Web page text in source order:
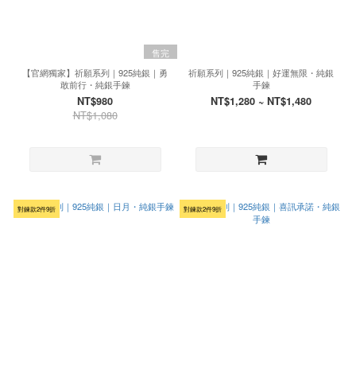
售完
【官網獨家】祈願系列｜925純銀｜勇
敢前行・純銀手鍊
NT$980
NT$1,080
祈願系列｜925純銀｜好運無限・純銀
手鍊
NT$1,280 ~ NT$1,480
對鍊款2件9折 對鍊款2件9折